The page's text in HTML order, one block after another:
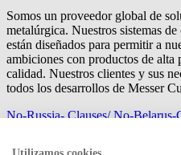
Somos un proveedor global de
metalúrgica. Nuestros sistemas
están diseñados para permitir a
ambiciones con productos de
calidad. Nuestros clientes y sus
todos los desarrollos de Messer
No-Russia- Clauses/ No-Belarus-